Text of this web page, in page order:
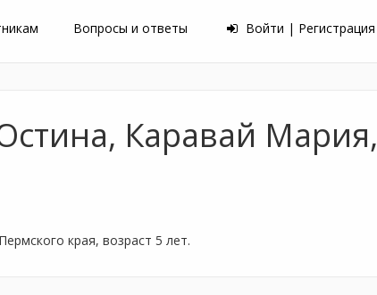
Вопросы и ответы Войти | Регистрация
Каравай Мария,
края, возраст 5 лет.